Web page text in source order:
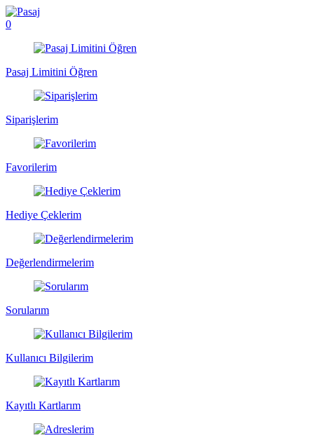
0
Pasaj Limitini Öğren
Siparişlerim
Favorilerim
Hediye Çeklerim
Değerlendirmelerim
Sorularım
Kullanıcı Bilgilerim
Kayıtlı Kartlarım